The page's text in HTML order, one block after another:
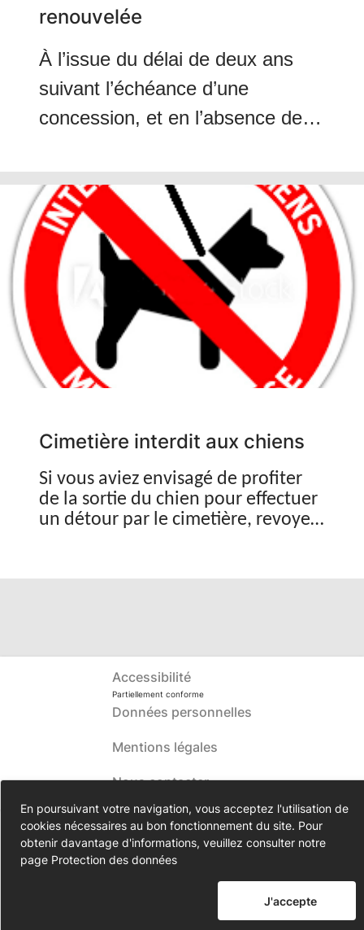
renouvelée
À l’issue du délai de deux ans
suivant l’échéance d’une
concession, et en l’absence de
peut reprendre le terrain sans
formalité préalable
supplémentaire.
Cimetière interdit aux chiens
Si vous aviez envisagé de profiter
de la sortie du chien pour effectuer
un détour par le cimetière, revoyez
Accessibilité
Partiellement conforme
Données personnelles
Mentions légales
Nous contacter
En poursuivant votre navigation, vous acceptez l'utilisation de
cookies nécessaires au bon fonctionnement du site. Pour
obtenir davantage d'informations, veuillez consulter notre
page Protection des données
J'accepte